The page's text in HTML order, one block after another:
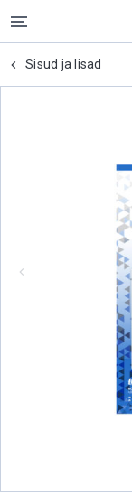
Sisud ja lisad